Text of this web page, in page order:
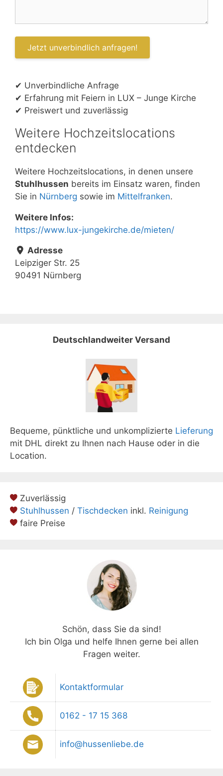
✔ Unverbindliche Anfrage
✔ Erfahrung mit Feiern in LUX – Junge Kirche
✔ Preiswert und zuverlässig
Weitere Hochzeitslocations
entdecken
Weitere Hochzeitslocations, in denen unsere
Stuhlhussen bereits im Einsatz waren, finden
Sie in Nürnberg sowie im Mittelfranken.
Weitere Infos:
https://www.lux-jungekirche.de/mieten/
Adresse
Leipziger Str. 25
90491 Nürnberg
Deutschlandweiter Versand
Bequeme, pünktliche und unkomplizierte Lieferung
mit DHL direkt zu Ihnen nach Hause oder in die
Location.
Zuverlässig
Stuhlhussen / Tischdecken inkl. Reinigung
faire Preise
Schön, dass Sie da sind!
Ich bin Olga und helfe Ihnen gerne bei allen
Fragen weiter.
Kontaktformular
0162 - 17 15 368
info@hussenliebe.de